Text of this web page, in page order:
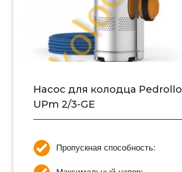
Насос для колодца Pedrollo
UPm 2/3-GE
Пропускная способность: